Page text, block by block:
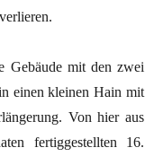
Gebäude mit den zwei
einen kleinen Hain mit
Von hier aus
fertiggestellten 16.